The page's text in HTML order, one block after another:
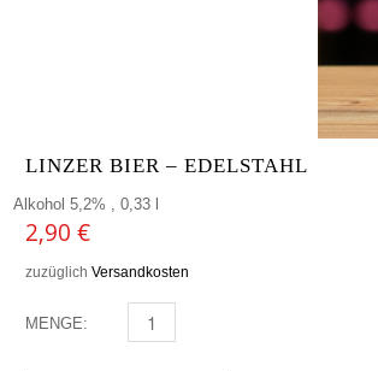
LINZER BIER – EDELSTAHL
Alkohol 5,2% , 0,33 l
2,90 €
zuzüglich Versandkosten
MENGE: LINZER BIER - EDELSTAHL MENGE